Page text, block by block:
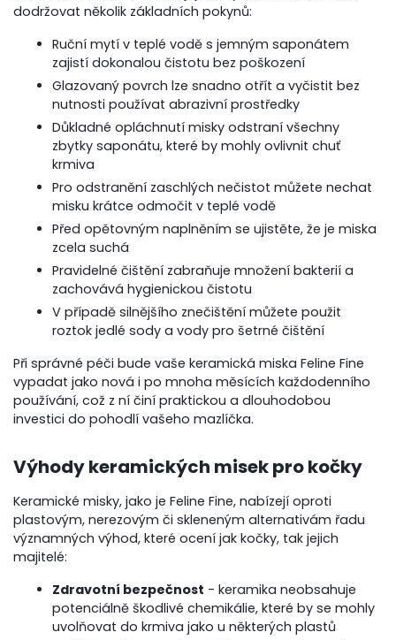
dodržovat několik základních pokynů:
Ruční mytí v teplé vodě s jemným saponátem
zajistí dokonalou čistotu bez poškození
Glazovaný povrch lze snadno otřít a vyčistit bez
nutnosti používat abrazivní prostředky
Důkladné opláchnutí misky odstraní všechny
zbytky saponátu, které by mohly ovlivnit chuť
krmiva
Pro odstranění zaschlých nečistot můžete nechat
misku krátce odmočit v teplé vodě
Před opětovným naplněním se ujistěte, že je miska
zcela suchá
Pravidelné čištění zabraňuje množení bakterií a
zachovává hygienickou čistotu
V případě silnějšího znečištění můžete použit
roztok jedlé sody a vody pro šetrné čištění
Při správné péči bude vaše keramická miska Feline Fine
vypadat jako nová i po mnoha měsících každodenního
používání, což z ní činí praktickou a dlouhodobou
investici do pohodlí vašeho mazlíčka.
Výhody keramických misek pro kočky
Keramické misky, jako je Feline Fine, nabízejí oproti
plastovým, nerezovým či skleneným alternativám řadu
významných výhod, které ocení jak kočky, tak jejich
majitelé:
Zdravotní bezpečnost - keramika neobsahuje
potenciálně škodlivé chemikálie, které by se mohly
uvolňovat do krmiva jako u některých plastů